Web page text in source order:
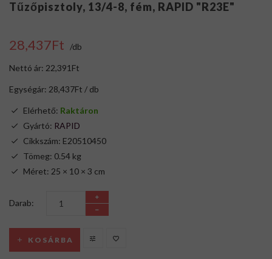
Tűzőpisztoly, 13/4-8, fém, RAPID "R23E"
28,437Ft /db
Nettó ár: 22,391Ft
Egységár: 28,437Ft / db
Elérhető: Raktáron
Gyártó: RAPID
Cikkszám: E20510450
Tömeg: 0.54 kg
Méret: 25 × 10 × 3 cm
Darab:
KOSÁRBA